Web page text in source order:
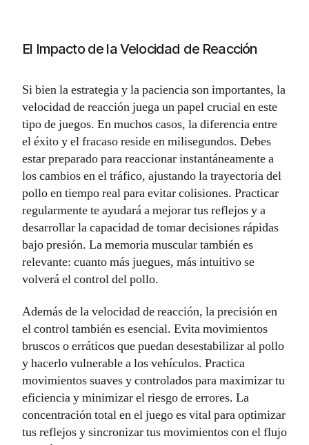
El Impacto de la Velocidad de Reacción
Si bien la estrategia y la paciencia son importantes, la
velocidad de reacción juega un papel crucial en este
tipo de juegos. En muchos casos, la diferencia entre
el éxito y el fracaso reside en milisegundos. Debes
estar preparado para reaccionar instantáneamente a
los cambios en el tráfico, ajustando la trayectoria del
pollo en tiempo real para evitar colisiones. Practicar
regularmente te ayudará a mejorar tus reflejos y a
desarrollar la capacidad de tomar decisiones rápidas
bajo presión. La memoria muscular también es
relevante: cuanto más juegues, más intuitivo se
volverá el control del pollo.
Además de la velocidad de reacción, la precisión en
el control también es esencial. Evita movimientos
bruscos o erráticos que puedan desestabilizar al pollo
y hacerlo vulnerable a los vehículos. Practica
movimientos suaves y controlados para maximizar tu
eficiencia y minimizar el riesgo de errores. La
concentración total en el juego es vital para optimizar
tus reflejos y sincronizar tus movimientos con el flujo